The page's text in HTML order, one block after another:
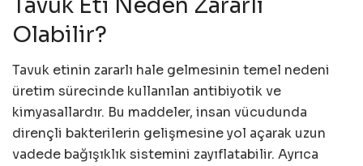
Olabilir?
Tavuk etinin zararlı hale gelmesinin temel nedeni
üretim sürecinde kullanılan antibiyotik ve
kimyasallardır. Bu maddeler, insan vücudunda
dirençli bakterilerin gelişmesine yol açarak uzun
vadede bağışıklık sistemini zayıflatabilir. Ayrıca